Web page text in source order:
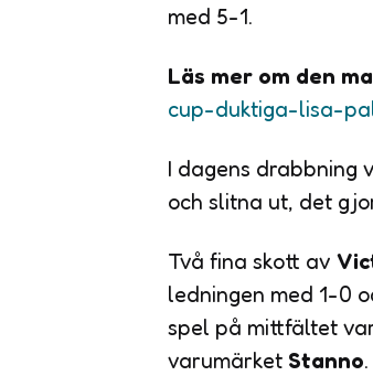
med 5-1.
Läs mer om den
cup-duktiga-lisa-
I dagens drabbning
och slitna ut, det
Två fina skott av
ledningen med 1-0
spel på mittfältet
varumärket Stanno